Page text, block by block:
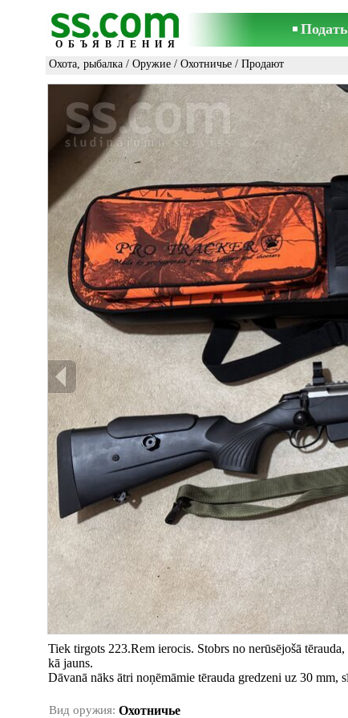
ОБЪЯВЛЕНИЯ
Охота, рыбалка / Оружие / Охотничье / Продают
Tiek tirgots 223.Rem ierocis. Stobrs no nerūsējošā
kā jauns.
Dāvanā nāks ātri noņēmāmie tērauda gredzeni uz 30 mm,
Вид оружия: Охотничье